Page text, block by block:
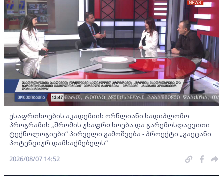
უსაფრთხოების აკადემიის ორწლიანი სადიპლომო
პროგრამის „შრომის უსაფრთხოება და გარემოსდაცვითი
ტექნოლოგიები“ პირველი გამოშვება - პროექტი „გაეცანი
პოტენციურ დამსაქმებელს“
2026/08/07 14:52